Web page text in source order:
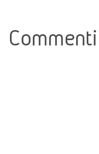
Commenti